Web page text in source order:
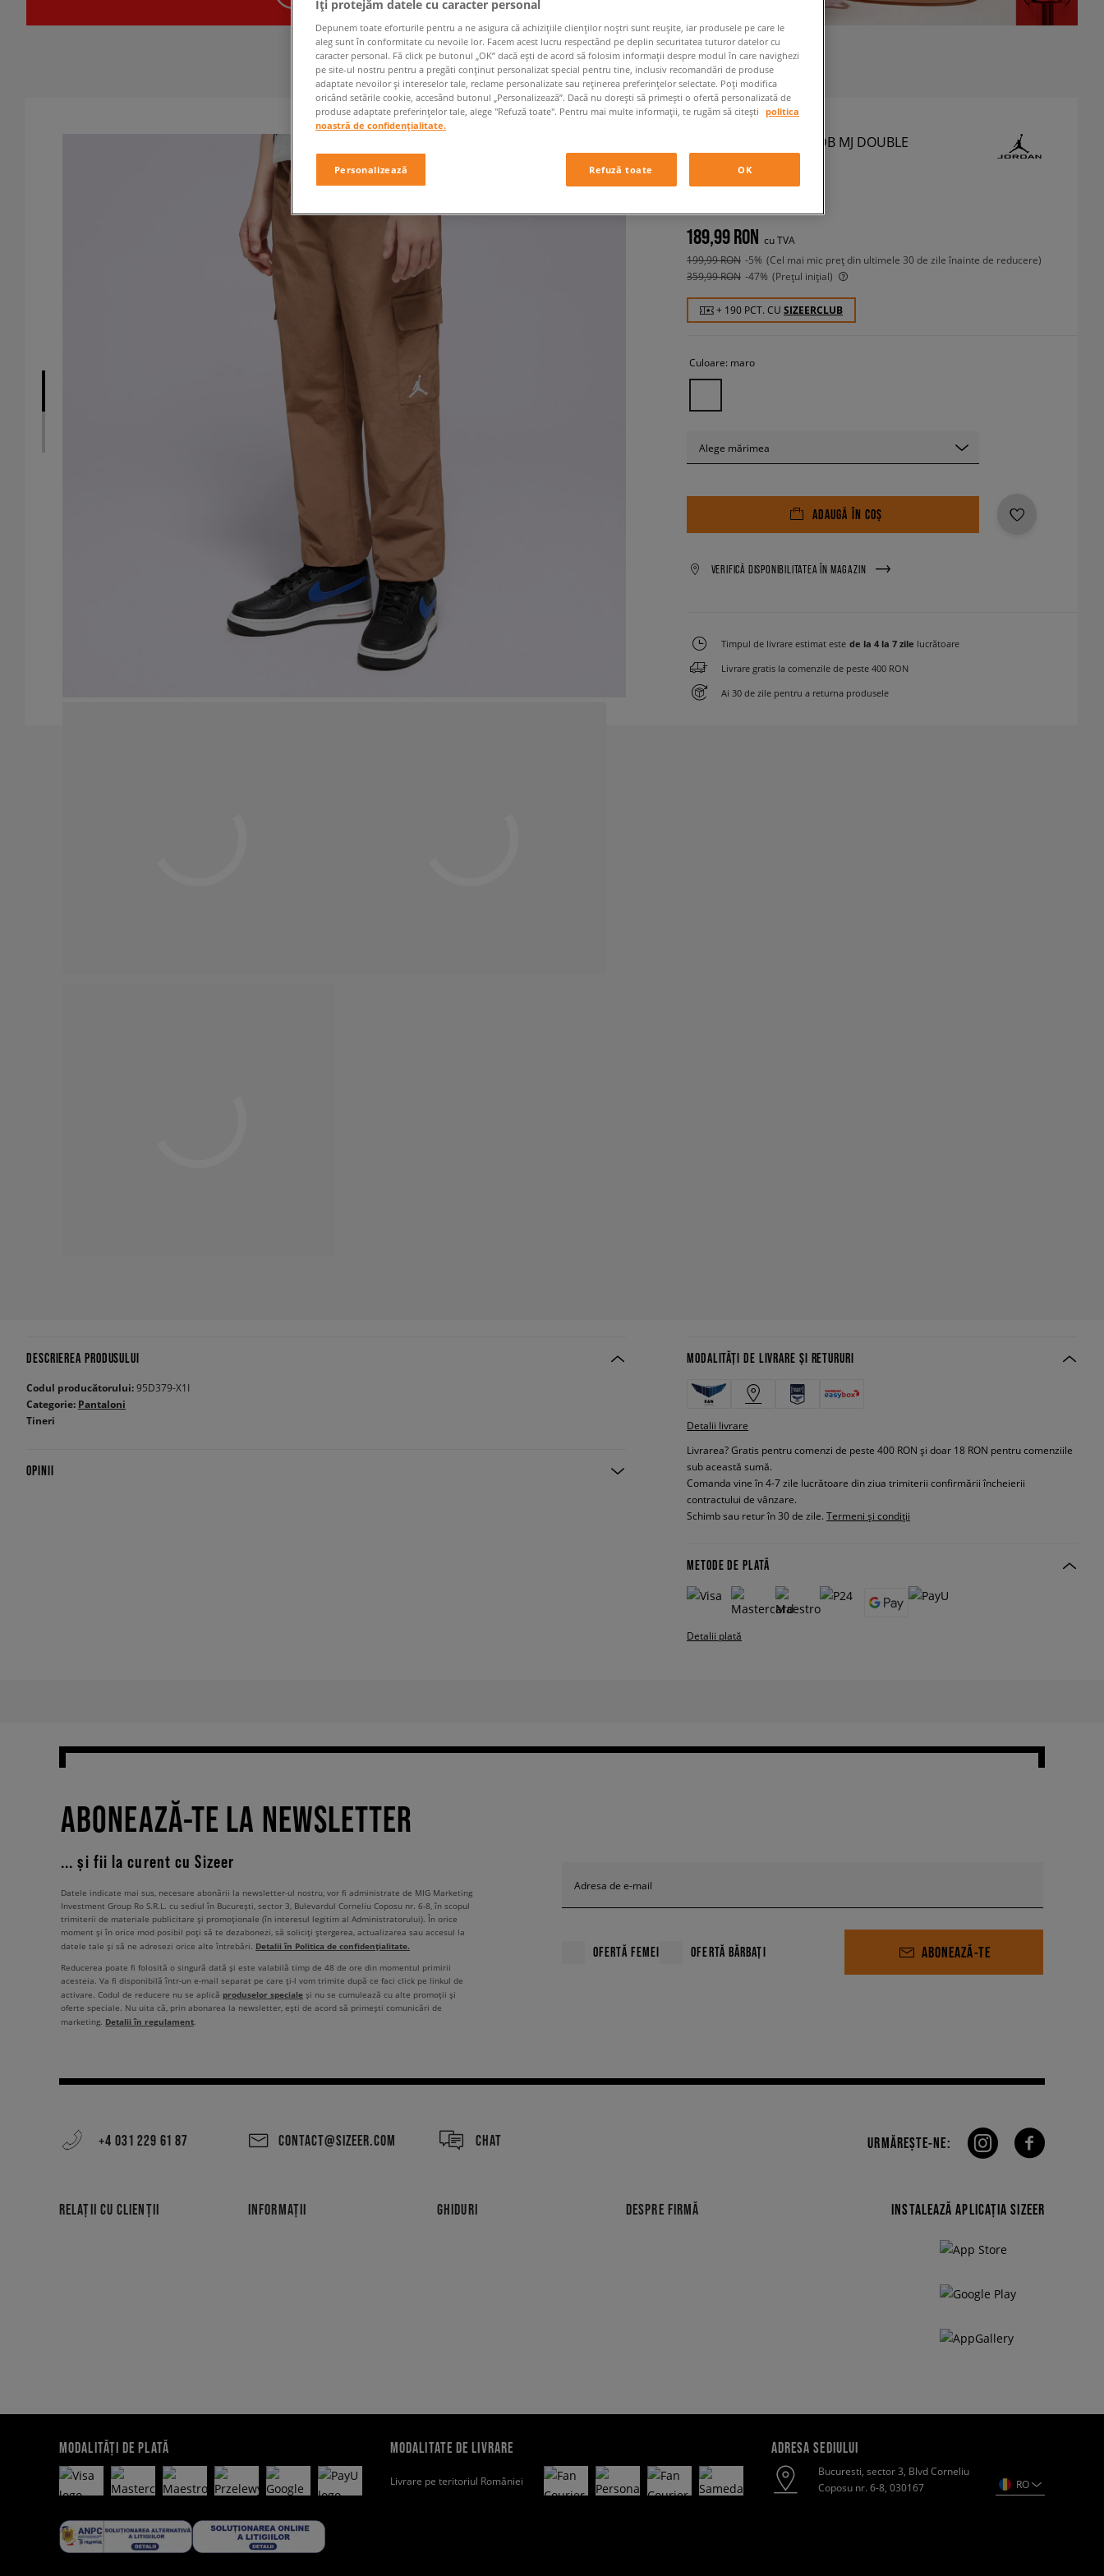
JORDAN PANTALONI JDB MJ DOUBLE
CARGO PANT BOY
copii, pantaloni
189,99 RON cu TVA
199,99 RON -5%
(Cel mai mic preț din ultimele 30 de zile înainte de reducere)
359,99 RON -47% (Prețul inițial)
+ 190 PCT. CU SIZEERCLUB
Culoare: maro
Alege mărimea
ADAUGĂ ÎN COȘ
VERIFICĂ DISPONIBILITATEA ÎN MAGAZIN
Timpul de livrare estimat este de la 4 la 7 zile lucrătoare
Livrare gratis la comenzile de peste 400 RON
Ai 30 de zile pentru a returna produsele
DESCRIEREA PRODUSULUI
Codul producătorului:95D379-X1I
Categorie: Pantaloni
Tineri
OPINII
MODALITĂȚI DE LIVRARE ȘI RETURURI
Detalii livrare
Livrarea? Gratis pentru comenzi de peste 400 RON și doar 18 RON pentru comenziile
sub această sumă.
Comanda vine în 4-7 zile lucrătoare din ziua trimiterii confirmării încheierii
contractului de vânzare.
Schimb sau retur în 30 de zile. Termeni și condiții
METODE DE PLATĂ
Detalii plată
ABONEAZĂ-TE LA NEWSLETTER
... și fii la curent cu Sizeer
Adresa de e-mail
OFERTĂ FEMEI OFERTĂ BĂRBAȚI ABONEAZĂ-TE
Datele indicate mai sus, necesare abonării la newsletter-ul nostru, vor fi administrate de MIG Marketing
Investment Group Ro S.R.L. cu sediul în București, sector 3, Bulevardul Corneliu Coposu nr. 6-8, în scopul
trimiterii de materiale publicitare și promoționale (în interesul legitim al Administratorului). În orice
moment și în orice mod posibil poți să te dezabonezi, să soliciți ștergerea, actualizarea sau accesul la
datele tale și să ne adresezi orice alte întrebări. Detalii în Politica de confidențialitate.
Reducerea poate fi folosită o singură dată și este valabilă timp de 48 de ore din momentul primirii
acesteia. Va fi disponibilă într-un e-mail separat pe care ți-l vom trimite după ce faci click pe linkul de
activare. Codul de reducere nu se aplică produselor speciale și nu se cumulează cu alte promoții și
oferte speciale. Nu uita că, prin abonarea la newsletter, ești de acord să primești comunicări de
marketing. Detalii în regulament.
+4 031 229 61 87 CONTACT@SIZEER.COM CHAT
RELAȚII CU CLIENȚII INFORMAȚII GHIDURI DESPRE FIRMĂ
URMĂREȘTE-NE:
INSTALEAZĂ APLICAȚIA SIZEER
MODALITĂȚI DE PLATĂ MODALITATE DE LIVRARE
Livrare pe teritoriul României
ADRESA SEDIULUI
Bucuresti, sector 3, Blvd Corneliu
Coposu nr. 6-8, 030167
RO
Îți protejăm datele cu caracter personal
Depunem toate eforturile pentru a ne asigura că achizițiile clienților noștri sunt reușite, iar produsele pe care le
aleg sunt în conformitate cu nevoile lor. Facem acest lucru respectând pe deplin securitatea tuturor datelor cu
caracter personal. Fă click pe butonul „OK” dacă ești de acord să folosim informații despre modul în care navighezi
pe site-ul nostru pentru a pregăti conținut personalizat special pentru tine, inclusiv recomandări de produse
adaptate nevoilor și intereselor tale, reclame personalizate sau reținerea preferințelor selectate. Poți modifica
oricând setările cookie, accesând butonul „Personalizează”. Dacă nu dorești să primești o ofertă personalizată de
produse adaptate preferințelor tale, alege "Refuză toate". Pentru mai multe informații, te rugăm să citești politica
noastră de confidențialitate.
Personalizează Refuză toate OK